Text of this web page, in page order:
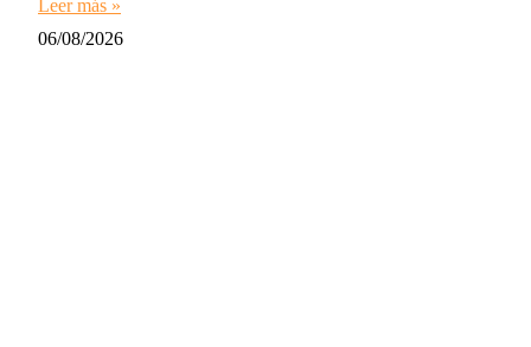
Leer más »
06/08/2026